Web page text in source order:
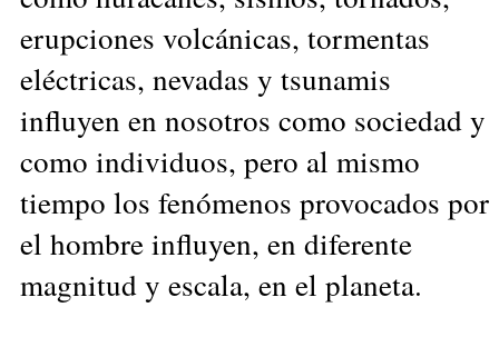
erupciones volcánicas, tormentas
eléctricas, nevadas y tsunamis
influyen en nosotros como sociedad y
como individuos, pero al mismo
tiempo los fenómenos provocados por
el hombre influyen, en diferente
magnitud y escala, en el planeta.